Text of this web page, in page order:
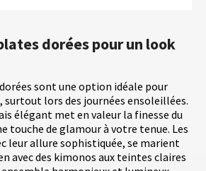
dorées pour un look
sont une option idéale pour
lors des journées ensoleillées.
élégant met en valeur la finesse du
touche de glamour à votre tenue. Les
leur allure sophistiquée, se marient
avec des kimonos aux teintes claires